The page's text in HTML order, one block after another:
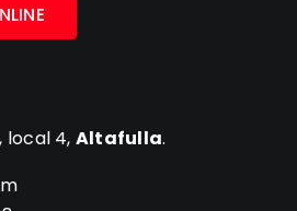
local 4, Altafulla.